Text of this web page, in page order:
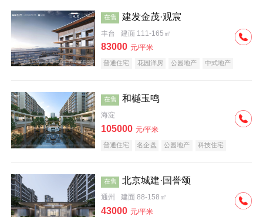
在售 建发金茂·观宸
丰台 建面 111-165㎡
83000 元/平米
普通住宅 花园洋房 公园地产
中式地产
在售 和樾玉鸣
海淀
105000 元/平米
普通住宅 名企盘 公园地产 科技住宅
在售 北京城建·国誉颂
通州 建面 88-158㎡
43000 元/平米